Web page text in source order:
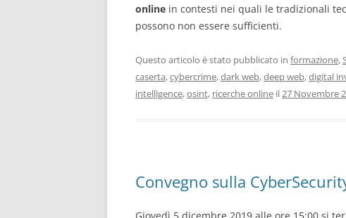
online in contesti nei quali le tradizionali
possono non essere sufficienti.
Questo articolo è stato pubblicato in formazione,
caserta,cybercrime,dark web,deep web,digital
intelligence,osint, ricerche online il27 Novembre
Convegno sulla